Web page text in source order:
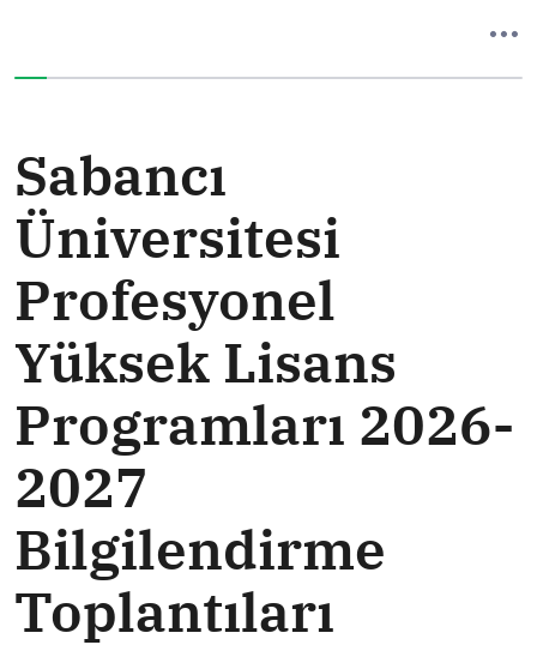
Sabancı
Üniversitesi
Profesyonel
Yüksek Lisans
Programları 2026-
2027
Bilgilendirme
Toplantıları